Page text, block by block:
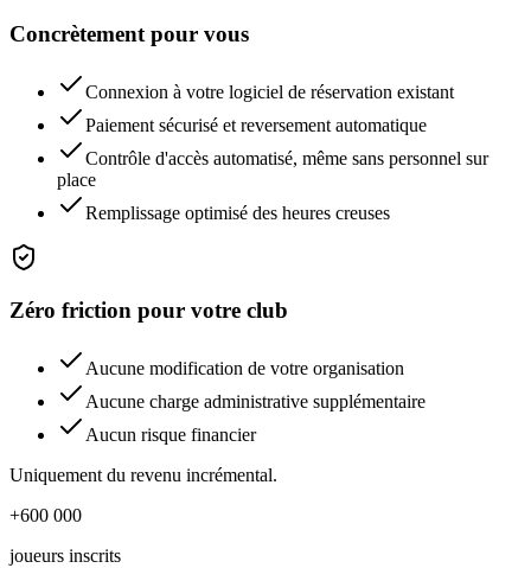
Concrètement pour vous
Connexion à votre logiciel de réservation existant
Paiement sécurisé et reversement automatique
Contrôle d'accès automatisé, même sans personnel sur
place
Remplissage optimisé des heures creuses
Zéro friction pour votre club
Aucune modification de votre organisation
Aucune charge administrative supplémentaire
Aucun risque financier
Uniquement du revenu incrémental.
+600 000
joueurs inscrits